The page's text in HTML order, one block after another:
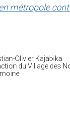
métropole
Olivier Kajabika
du Village des